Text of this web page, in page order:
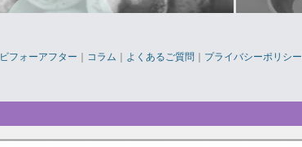
ビフォーアフター ｜ コラム ｜ よくあるご質問 ｜ プライバシーポリシー